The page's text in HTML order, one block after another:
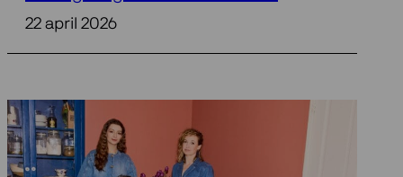
22 april 2026